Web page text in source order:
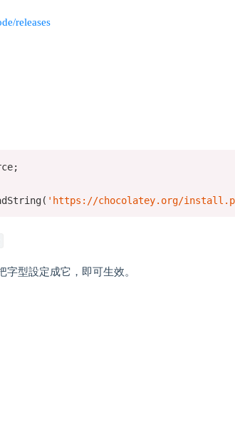
releases
'https://chocolatey.org/
字型設定成它，即可生效。